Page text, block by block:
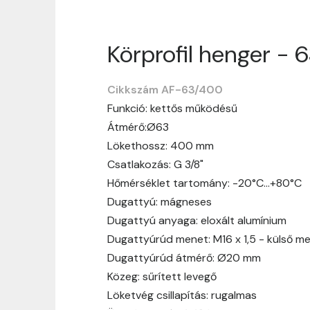
Körprofil henger -
Cikkszám AF-63/400
Funkció: kettős működésű
Átmérő:Ø63
Lökethossz: 400 mm
Csatlakozás: G 3/8"
Hőmérséklet tartomány: -20°C…+80°C
Dugattyú: mágneses
Dugattyú anyaga: eloxált alumínium
Dugattyúrúd menet: M16 x 1,5 - külső
Dugattyúrúd átmérő: Ø20 mm
Közeg: sűrített levegő
Löketvég csillapítás: rugalmas
Szállítási
Nagyon köszönjük, hogy
vásárlásotok gördülékenyen és
hosszabb ideig tart, előre
Szállítási díj:
A szállítási díj függ
megtekinthetitek, mielőtt a